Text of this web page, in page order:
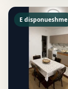
E disponueshme